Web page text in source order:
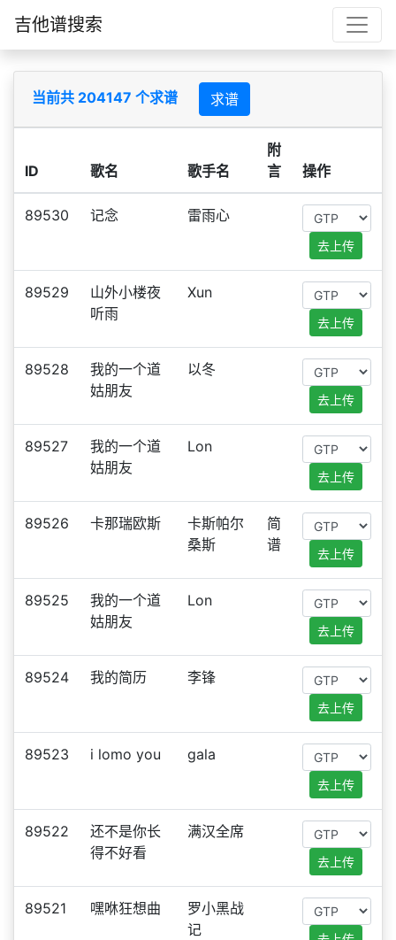
吉他谱搜索
当前共 204147 个求谱 求谱
ID 歌名 歌手名
附
言
操作
89530 记念 雷雨心
去上传
89529
山外小楼夜
听雨
Xun
去上传
89528
我的一个道
姑朋友
以冬
去上传
89527
我的一个道
姑朋友
Lon
去上传
89526 卡那瑞欧斯
卡斯帕尔
桑斯
简
谱
去上传
89525
我的一个道
姑朋友
Lon
去上传
89524 我的简历 李锋
去上传
89523 i lomo you gala
去上传
89522
还不是你长
得不好看
满汉全席
去上传
89521 嘿咻狂想曲
罗小黑战
记